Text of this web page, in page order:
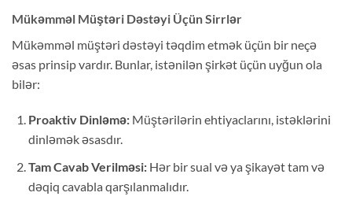
Mükəmməl Müştəri Dəstəyi Üçün Sirrlər
Mükəmməl müştəri dəstəyi təqdim etmək üçün bir neçə
əsas prinsip vardır. Bunlar, istənilən şirkət üçün uyğun ola
bilər:
Proaktiv Dinləmə:Müştərilərin ehtiyaclarını, istəklərini
dinləmək əsasdır.
Tam Cavab Verilməsi:Hər bir sual və ya şikayət tam və
dəqiq cavabla qarşılanmalıdır.